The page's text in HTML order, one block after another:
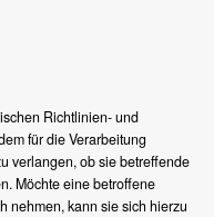
Richtlinien- und
für die Verarbeitung
verlangen, ob sie betreffende
Möchte eine betroffene
nehmen, kann sie sich hierzu